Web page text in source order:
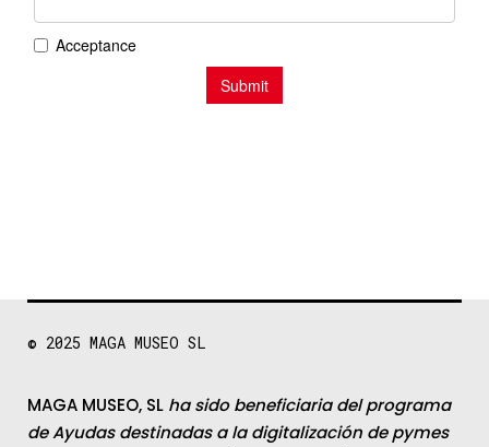
© 2025 MAGA MUSEO SL
MAGA MUSEO, SL ha sido beneficiaria del programa
de Ayudas destinadas a la digitalización de pymes